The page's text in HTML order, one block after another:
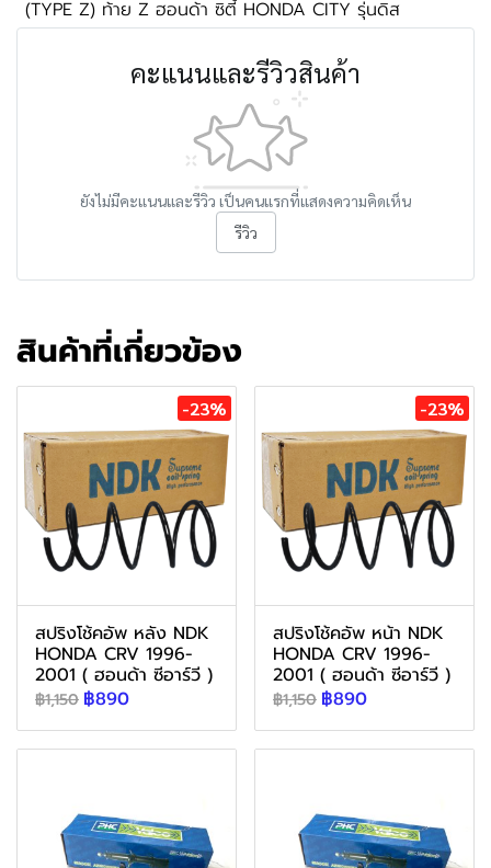
(TYPE Z) ท้าย Z ฮอนด้า ซิตี้ HONDA CITY รุ่นดิส
คะแนนและรีวิวสินค้า
ยังไม่มีคะแนนและรีวิว เป็นคนแรกที่แสดงความคิดเห็น
รีวิว
สินค้าที่เกี่ยวข้อง
-23%
สปริงโช้คอัพ หลัง NDK
HONDA CRV 1996-
2001 ( ฮอนด้า ซีอาร์วี )
฿1,150 ฿890
-23%
สปริงโช้คอัพ หน้า NDK
HONDA CRV 1996-
2001 ( ฮอนด้า ซีอาร์วี )
฿1,150 ฿890